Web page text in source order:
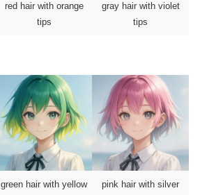
red hair with orange
tips
gray hair with violet
tips
green hair with yellow
pink hair with silver